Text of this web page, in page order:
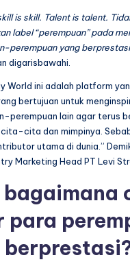
is skill. Talent is talent.
label “perempuan” pada
perempuan yang
digarisbawahi.
World ini adalah platform
bertujuan untuk
perempuan lain agar terus
cita dan mimpinya.
utama di dunia.”
Marketing Head PT Levi
bagaimana
para